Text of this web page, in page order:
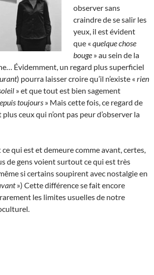
observer sans
craindre de se salir les
yeux, il est évident
que « quelque chose
bouge » au sein de la
Évidemment, un regard plus superficiel
) pourra laisser croire qu’il n’existe « rien
» et que tout est bien sagement
toujours » Mais cette fois, ce regard de
ceux qui n’ont pas peur d’observer la
qui est et demeure comme avant, certes,
de gens voient surtout ce qui est très
si certains soupirent avec nostalgie en
») Cette différence se fait encore
les limites usuelles de notre